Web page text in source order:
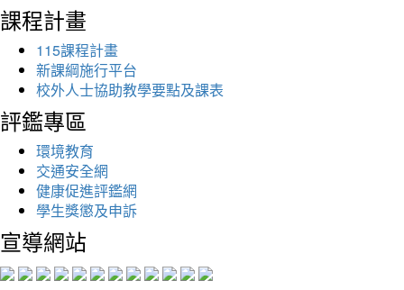
課程計畫
115課程計畫
新課綱施行平台
校外人士協助教學要點及課表
評鑑專區
環境教育
交通安全網
健康促進評鑑網
學生獎懲及申訴
宣導網站